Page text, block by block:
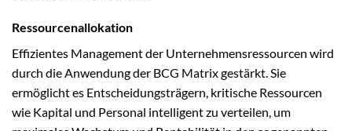
Ressourcenallokation
Effizientes Management der Unternehmensressourcen wird
durch die Anwendung der BCG Matrix gestärkt. Sie
ermöglicht es Entscheidungsträgern, kritische Ressourcen
wie Kapital und Personal intelligent zu verteilen, um